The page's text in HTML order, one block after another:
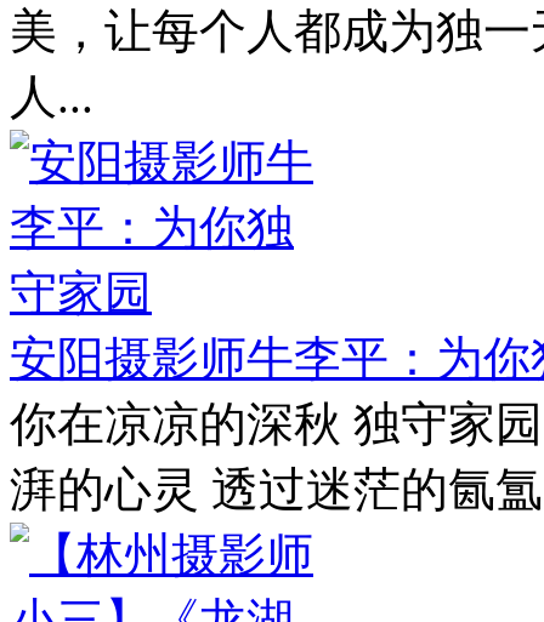
美，让每个人都成为独
人...
安阳摄影师牛李平：为
你在凉凉的深秋 独守家
湃的心灵 透过迷茫的氤